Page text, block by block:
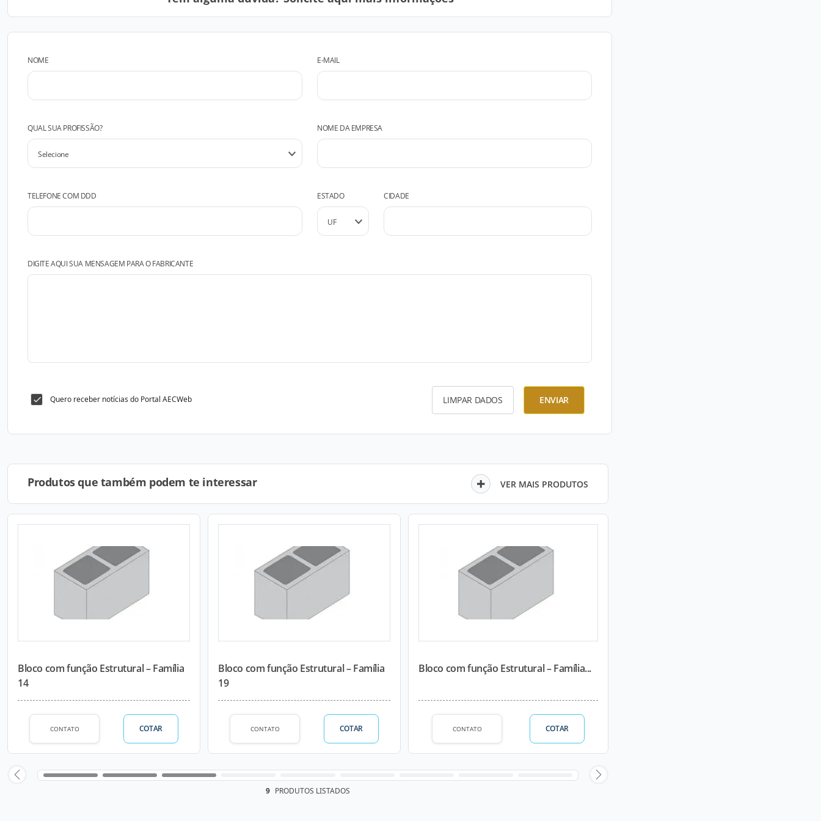
NOME E-MAIL
QUAL SUA PROFISSÃO? NOME DA EMPRESA
TELEFONE COM DDD ESTADO CIDADE
DIGITE AQUI SUA MENSAGEM PARA O FABRICANTE
Quero receber notícias do Portal AECWeb LIMPAR DADOS ENVIAR
Produtos que também podem te interessar VER MAIS PRODUTOS
Bloco com função Estrutural – Família
14
CONTATO COTAR
Bloco com função Estrutural – Família
19
CONTATO COTAR
Bloco com função Estrutural – Família...
CONTATO COTAR
9 PRODUTOS LISTADOS